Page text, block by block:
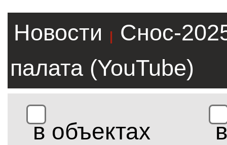
Новости |
Снос-
палата (YouTube)
в объектах
в